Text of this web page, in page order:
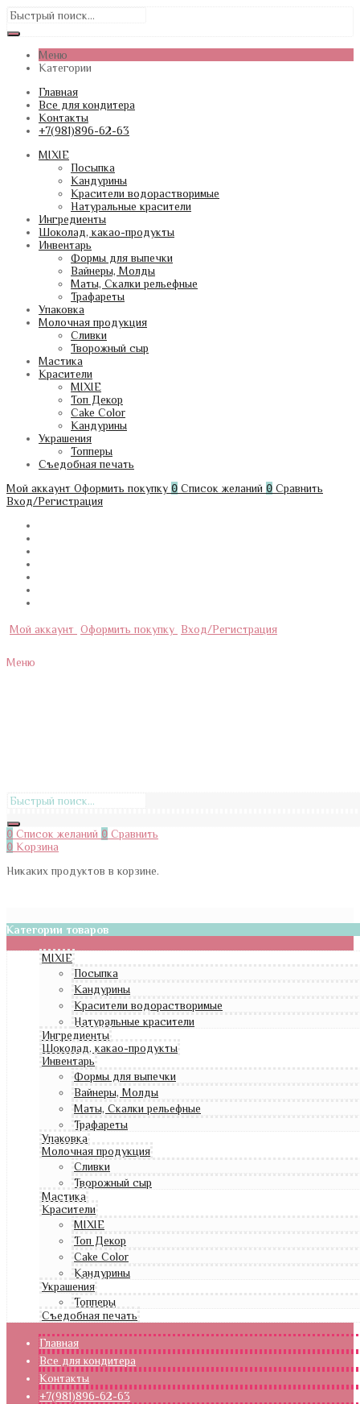
Меню
Категории
Главная
Все для кондитера
Контакты
+7(981)896-62-63
MIXIE
Посыпка
Кандурины
Красители водорастворимые
Натуральные красители
Ингредиенты
Шоколад, какао-продукты
Инвентарь
Формы для выпечки
Вайнеры, Молды
Маты, Скалки рельефные
Трафареты
Упаковка
Молочная продукция
Сливки
Творожный сыр
Мастика
Красители
MIXIE
Топ Декор
Cake Color
Кандурины
Украшения
Топперы
Съедобная печать
Мой аккаунт Оформить покупку 0 Список желаний 0 Сравнить
Вход/Регистрация
Мой аккаунт Оформить покупку Вход/Регистрация
Меню
0 Список желаний 0 Сравнить
0 Корзина
Никаких продуктов в корзине.
Категории товаров
MIXIE
Посыпка
Кандурины
Красители водорастворимые
Натуральные красители
Ингредиенты
Шоколад, какао-продукты
Инвентарь
Формы для выпечки
Вайнеры, Молды
Маты, Скалки рельефные
Трафареты
Упаковка
Молочная продукция
Сливки
Творожный сыр
Мастика
Красители
MIXIE
Топ Декор
Cake Color
Кандурины
Украшения
Топперы
Съедобная печать
Главная
Все для кондитера
Контакты
+7(981)896-62-63